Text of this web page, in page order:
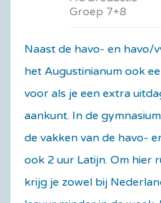
Groep 7+8
Naast de havo- en
het Augustinianum ook
voor als je een extra
aankunt. In de
de vakken van de havo-
ook 2 uur Latijn. Om hier
krijg je zowel bij